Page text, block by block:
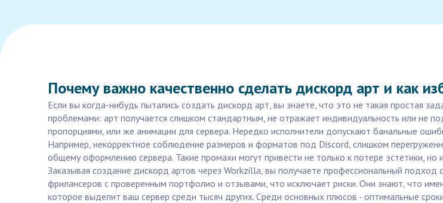
Почему важно качественно сделать дискорд арт и как
Если вы когда-нибудь пытались создать дискорд арт, вы знаете, что это не такая простая
проблемами: арт получается слишком стандартным, не отражает индивидуальность или не
пропорциями, или же анимации для сервера. Нередко исполнители допускают банальные
Например, некорректное соблюдение размеров и форматов под Discord, слишком
общему оформлению сервера. Такие промахи могут привести не только к потере эстетики,
Заказывая создание дискорд артов через Workzilla, вы получаете профессиональный
фрилансеров с проверенным портфолио и отзывами, что исключает риски. Они знают, что
которое выделит ваш сервер среди тысяч других. Среди основных плюсов - оптимальные